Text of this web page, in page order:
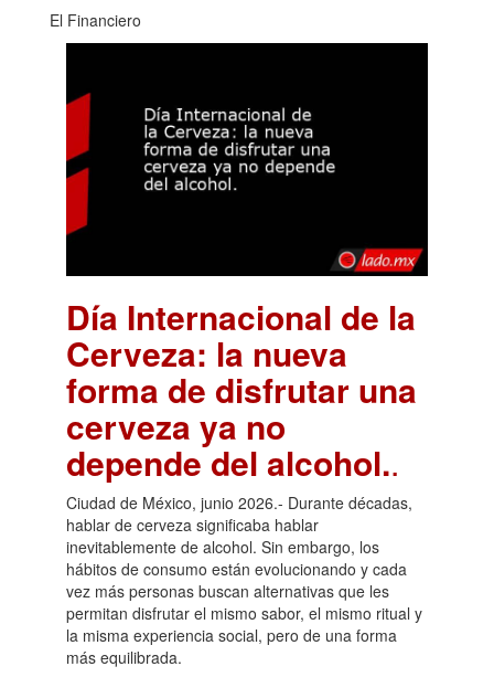
El Financiero
Día Internacional de la
Cerveza: la nueva
forma de disfrutar una
cerveza ya no
depende del alcohol..
Ciudad de México, junio 2026.- Durante décadas,
hablar de cerveza significaba hablar
inevitablemente de alcohol. Sin embargo, los
hábitos de consumo están evolucionando y cada
vez más personas buscan alternativas que les
permitan disfrutar el mismo sabor, el mismo ritual y
la misma experiencia social, pero de una forma
más equilibrada.